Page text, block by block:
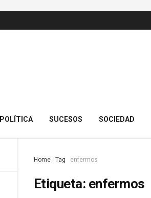
POLÍTICA SUCESOS SOCIEDAD
Home Tag enfermos
Etiqueta: enfermos